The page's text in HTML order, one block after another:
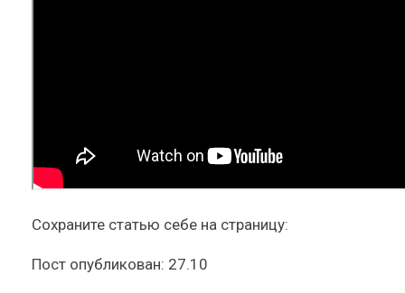
Сохраните статью себе на страницу:
Пост опубликован: 27.10